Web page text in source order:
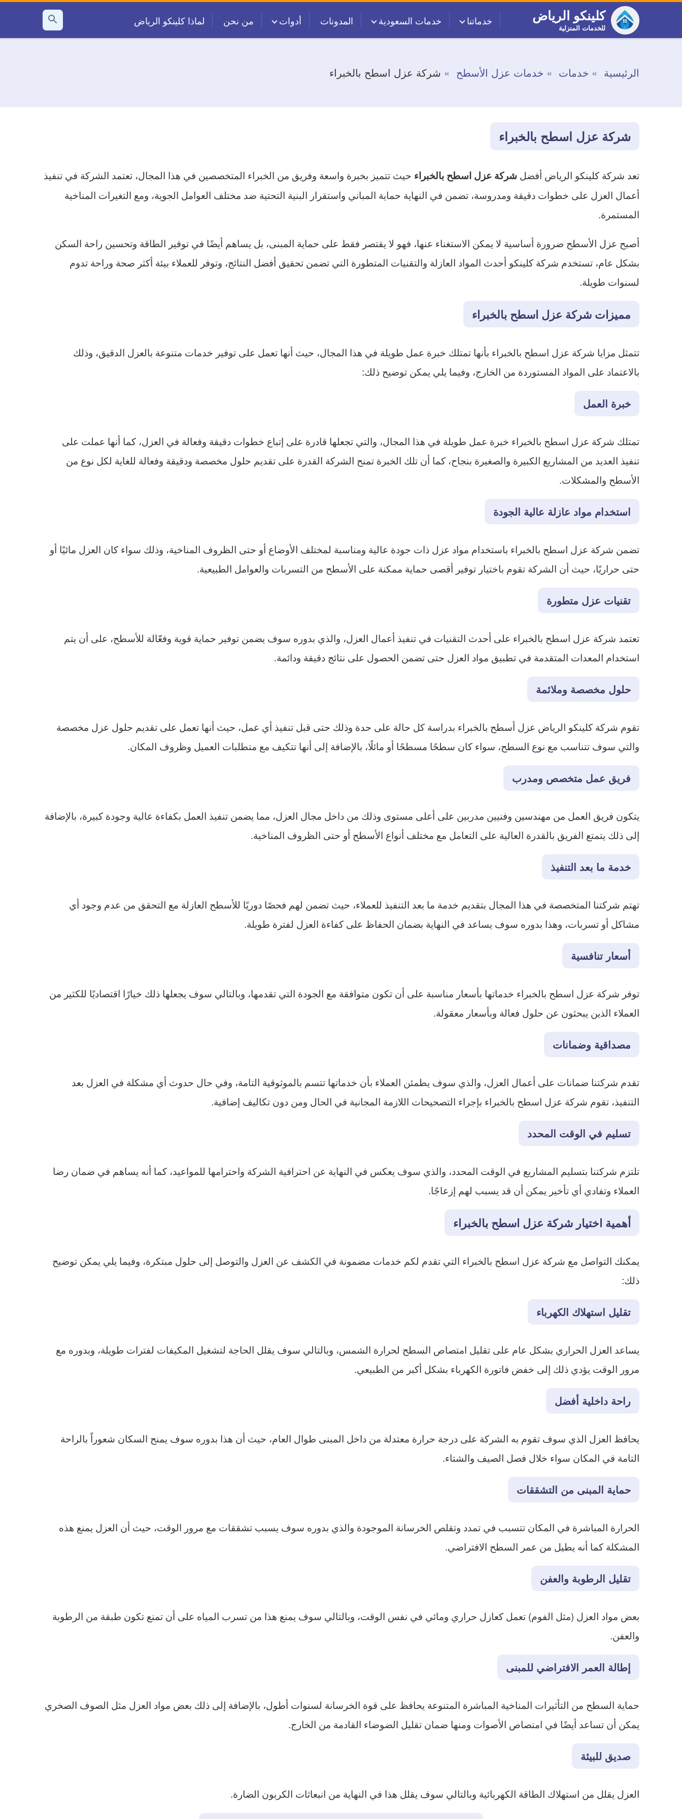
كلينكو الرياض
للخدمات المنزلية
خدماتنا خدمات السعودية المدونات أدوات من نحن لماذا كلينكو الرياض
بحث
عن
الرئيسية خدمات خدمات عزل الأسطح شركة عزل اسطح بالخبراء
شركة عزل اسطح بالخبراء
تعد شركة كلينكو الرياض أفضل شركة عزل اسطح بالخبراء حيث تتميز بخبرة واسعة وفريق من الخبراء المتخصصين في هذا المجال، تعتمد الشركة في تنفيذ
أعمال العزل على خطوات دقيقة ومدروسة، تضمن في النهاية حماية المباني واستقرار البنية التحتية ضد مختلف العوامل الجوية، ومع التغيرات المناخية
المستمرة.
أصبح عزل الأسطح ضرورة أساسية لا يمكن الاستغناء عنها، فهو لا يقتصر فقط على حماية المبنى، بل يساهم أيضًا في توفير الطاقة وتحسين راحة السكن
بشكل عام، تستخدم شركة كلينكو أحدث المواد العازلة والتقنيات المتطورة التي تضمن تحقيق أفضل النتائج، وتوفر للعملاء بيئة أكثر صحة وراحة تدوم
لسنوات طويلة.
مميزات شركة عزل اسطح بالخبراء
تتمثل مزايا شركة عزل اسطح بالخبراء بأنها تمتلك خبرة عمل طويلة في هذا المجال، حيث أنها تعمل على توفير خدمات متنوعة بالعزل الدقيق، وذلك
بالاعتماد على المواد المستوردة من الخارج، وفيما يلي يمكن توضيح ذلك:
خبرة العمل
تمتلك شركة عزل اسطح بالخبراء خبرة عمل طويلة في هذا المجال، والتي تجعلها قادرة على إتباع خطوات دقيقة وفعالة في العزل، كما أنها عملت على
تنفيذ العديد من المشاريع الكبيرة والصغيرة بنجاح، كما أن تلك الخبرة تمنح الشركة القدرة على تقديم حلول مخصصة ودقيقة وفعالة للغاية لكل نوع من
الأسطح والمشكلات.
استخدام مواد عازلة عالية الجودة
تضمن شركة عزل اسطح بالخبراء باستخدام مواد عزل ذات جودة عالية ومناسبة لمختلف الأوضاع أو حتى الظروف المناخية، وذلك سواء كان العزل مائيًا أو
حتى حراريًا، حيث أن الشركة تقوم باختيار توفير أقصى حماية ممكنة على الأسطح من التسربات والعوامل الطبيعية.
تقنيات عزل متطورة
تعتمد شركة عزل اسطح بالخبراء على أحدث التقنيات في تنفيذ أعمال العزل، والذي بدوره سوف يضمن توفير حماية قوية وفعّالة للأسطح، على أن يتم
استخدام المعدات المتقدمة في تطبيق مواد العزل حتى تضمن الحصول على نتائج دقيقة ودائمة.
حلول مخصصة وملائمة
تقوم شركة كلينكو الرياض عزل أسطح بالخبراء بدراسة كل حالة على حدة وذلك حتى قبل تنفيذ أي عمل، حيث أنها تعمل على تقديم حلول عزل مخصصة
والتي سوف تتناسب مع نوع السطح، سواء كان سطحًا مسطحًا أو مائلًا، بالإضافة إلى أنها تتكيف مع متطلبات العميل وظروف المكان.
فريق عمل متخصص ومدرب
يتكون فريق العمل من مهندسين وفنيين مدربين على أعلى مستوى وذلك من داخل مجال العزل، مما يضمن تنفيذ العمل بكفاءة عالية وجودة كبيرة، بالإضافة
إلى ذلك يتمتع الفريق بالقدرة العالية على التعامل مع مختلف أنواع الأسطح أو حتى الظروف المناخية.
خدمة ما بعد التنفيذ
تهتم شركتنا المتخصصة في هذا المجال بتقديم خدمة ما بعد التنفيذ للعملاء، حيث تضمن لهم فحصًا دوريًا للأسطح العازلة مع التحقق من عدم وجود أي
مشاكل أو تسربات، وهذا بدوره سوف يساعد في النهاية بضمان الحفاظ على كفاءة العزل لفترة طويلة.
أسعار تنافسية
توفر شركة عزل اسطح بالخبراء خدماتها بأسعار مناسبة على أن تكون متوافقة مع الجودة التي تقدمها، وبالتالي سوف يجعلها ذلك خيارًا اقتصاديًا للكثير من
العملاء الذين يبحثون عن حلول فعالة وبأسعار معقولة.
مصداقية وضمانات
تقدم شركتنا ضمانات على أعمال العزل، والذي سوف يطمئن العملاء بأن خدماتها تتسم بالموثوقية التامة، وفي حال حدوث أي مشكلة في العزل بعد
التنفيذ، تقوم شركة عزل اسطح بالخبراء بإجراء التصحيحات اللازمة المجانية في الحال ومن دون تكاليف إضافية.
تسليم في الوقت المحدد
تلتزم شركتنا بتسليم المشاريع في الوقت المحدد، والذي سوف يعكس في النهاية عن احترافية الشركة واحترامها للمواعيد، كما أنه يساهم في ضمان رضا
العملاء وتفادي أي تأخير يمكن أن قد يسبب لهم إزعاجًا.
أهمية اختيار شركة عزل اسطح بالخبراء
يمكنك التواصل مع شركة عزل اسطح بالخبراء التي تقدم لكم خدمات مضمونة في الكشف عن العزل والتوصل إلى حلول مبتكرة، وفيما يلي يمكن توضيح
ذلك:
تقليل استهلاك الكهرباء
يساعد العزل الحراري بشكل عام على تقليل امتصاص السطح لحرارة الشمس، وبالتالي سوف يقلل الحاجة لتشغيل المكيفات لفترات طويلة، وبدوره مع
مرور الوقت يؤدي ذلك إلى خفض فاتورة الكهرباء بشكل أكبر من الطبيعي.
راحة داخلية أفضل
يحافظ العزل الذي سوف تقوم به الشركة على درجة حرارة معتدلة من داخل المبنى طوال العام، حيث أن هذا بدوره سوف يمنح السكان شعوراً بالراحة
التامة في المكان سواء خلال فصل الصيف والشتاء.
حماية المبنى من التشققات
الحرارة المباشرة في المكان تتسبب في تمدد وتقلص الخرسانة الموجودة والذي بدوره سوف يسبب تشققات مع مرور الوقت، حيث أن العزل يمنع هذه
المشكلة كما أنه يطيل من عمر السطح الافتراضي.
تقليل الرطوبة والعفن
بعض مواد العزل (مثل الفوم) تعمل كعازل حراري ومائي في نفس الوقت، وبالتالي سوف يمنع هذا من تسرب المياه على أن تمنع تكون طبقة من الرطوبة
والعفن.
إطالة العمر الافتراضي للمبنى
حماية السطح من التأثيرات المناخية المباشرة المتنوعة يحافظ على قوة الخرسانة لسنوات أطول، بالإضافة إلى ذلك بعض مواد العزل مثل الصوف الصخري
يمكن أن تساعد أيضًا في امتصاص الأصوات ومنها ضمان تقليل الضوضاء القادمة من الخارج.
صديق للبيئة
العزل يقلل من استهلاك الطاقة الكهربائية وبالتالي سوف يقلل هذا في النهاية من انبعاثات الكربون الضارة.